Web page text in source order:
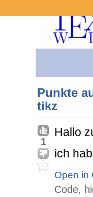
Punkte
tikz
1
Hallo
ich
Open in
Code,